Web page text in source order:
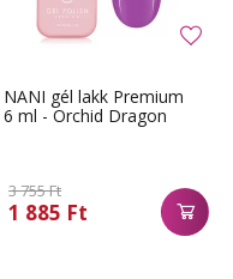
NANI gél lakk Premium
6 ml - Orchid Dragon
3 755 Ft
1 885 Ft